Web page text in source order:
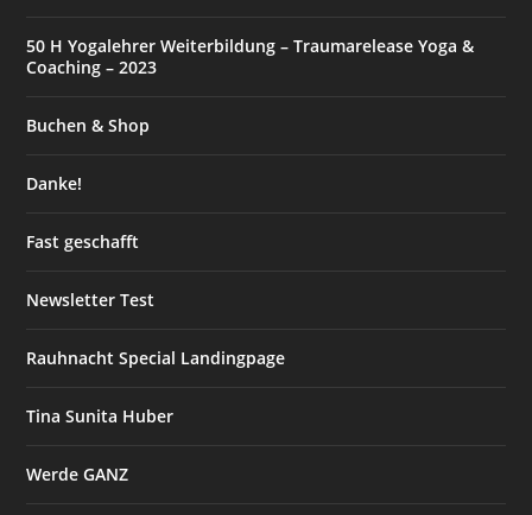
50 H Yogalehrer Weiterbildung – Traumarelease Yoga &
Coaching – 2023
Buchen & Shop
Danke!
Fast geschafft
Newsletter Test
Rauhnacht Special Landingpage
Tina Sunita Huber
Werde GANZ